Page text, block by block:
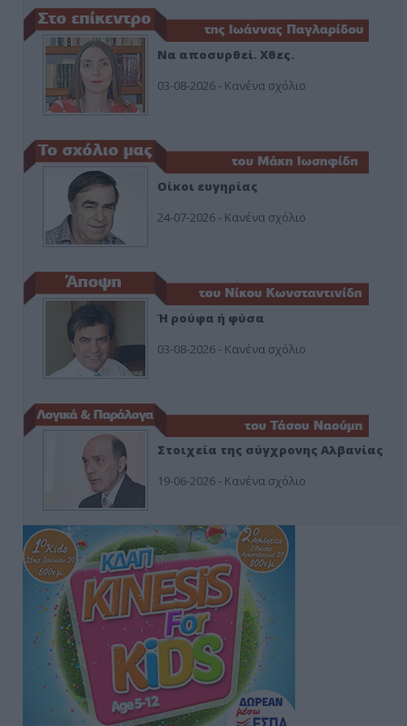
Να αποσυρθεί. Χθες.
03-08-2026 - Κανένα σχόλιο
Οίκοι ευγηρίας
24-07-2026 - Κανένα σχόλιο
Ή ρούφα ή φύσα
03-08-2026 - Κανένα σχόλιο
Στοιχεία της σύγχρονης Αλβανίας
19-06-2026 - Κανένα σχόλιο